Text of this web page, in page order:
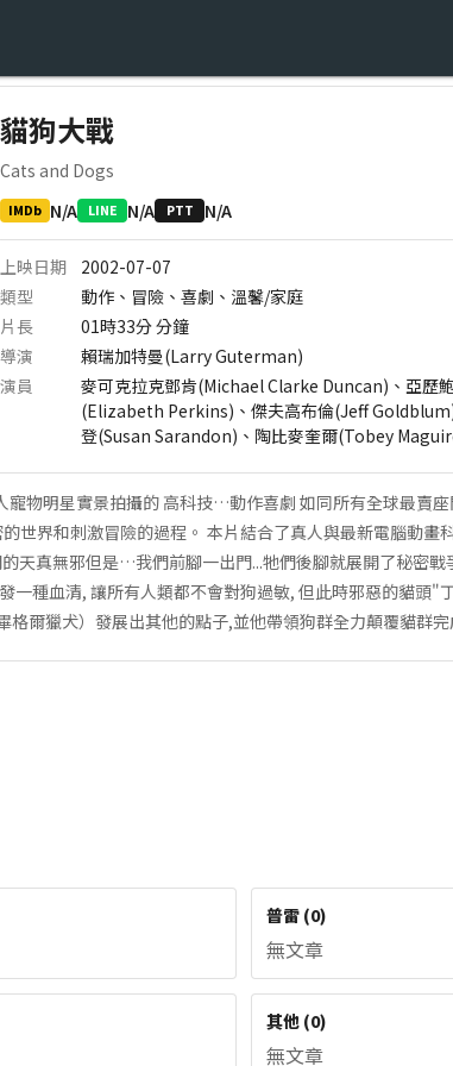
貓狗大戰
Cats and Dogs
IMDb N/A LINE N/A PTT N/A
上映日期
2002-07-07
類型
動作、冒險、喜劇、溫馨/家庭
片長
01時33分分鐘
導演
賴瑞加特曼(Larry Guterman)
演員
麥可克拉克鄧肯(Michael Clarke Duncan)、亞歷
(Elizabeth Perkins)、傑夫高布倫(Jeff
登(Susan Sarandon)、陶比麥奎爾(Tobey
寵物明星實景拍攝的 高科技…動作喜劇 如同所有全球最賣
世界和刺激冒險的過程。 本片結合了真人與最新電腦動畫
天真無邪但是…我們前腳一出門...牠們後腳就展開了秘密戰
一種血清, 讓所有人類都不會對狗過敏, 但此時邪惡的貓頭"
格爾獵犬）發展出其他的點子,並他帶領狗群全力顛覆貓群完
普雷 (0)
無文章
其他 (0)
無文章